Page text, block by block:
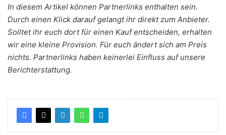
In diesem Artikel können Partnerlinks enthalten sein.
Durch einen Klick darauf gelangt ihr direkt zum Anbieter.
Solltet ihr euch dort für einen Kauf entscheiden, erhalten
wir eine kleine Provision. Für euch ändert sich am Preis
nichts. Partnerlinks haben keinerlei Einfluss auf unsere
Berichterstattung.